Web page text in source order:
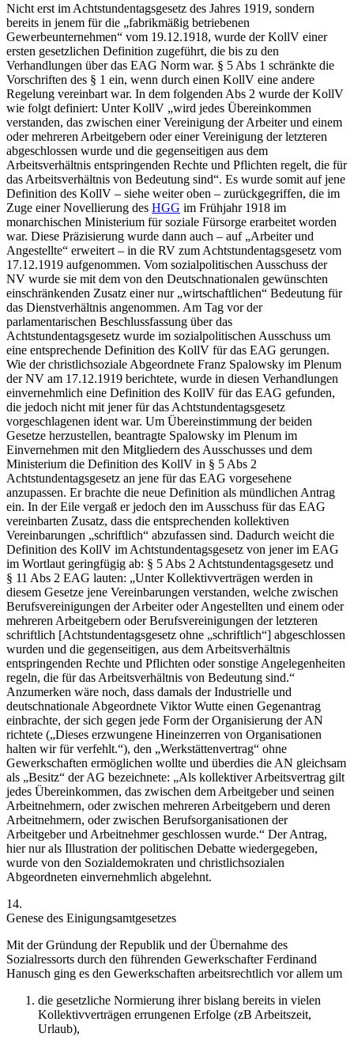
Nicht erst im Achtstundentagsgesetz des Jahres 1919, sondern
bereits in jenem für die „fabrikmäßig betriebenen
Gewerbeunternehmen“ vom 19.12.1918, wurde der KollV einer
ersten gesetzlichen Definition zugeführt, die bis zu den
Verhandlungen über das EAG Norm war. § 5 Abs 1 schränkte die
Vorschriften des § 1 ein, wenn durch einen KollV eine andere
Regelung vereinbart war. In dem folgenden Abs 2 wurde der KollV
wie folgt definiert: Unter KollV „wird jedes Übereinkommen
verstanden, das zwischen einer Vereinigung der Arbeiter und einem
oder mehreren Arbeitgebern oder einer Vereinigung der letzteren
abgeschlossen wurde und die gegenseitigen aus dem
Arbeitsverhältnis entspringenden Rechte und Pflichten regelt, die für
das Arbeitsverhältnis von Bedeutung sind“. Es wurde somit auf jene
Definition des KollV – siehe weiter oben – zurückgegriffen, die im
Zuge einer Novellierung des HGG im Frühjahr 1918 im
monarchischen Ministerium für soziale Fürsorge erarbeitet worden
war. Diese Präzisierung wurde dann auch – auf „Arbeiter und
Angestellte“ erweitert – in die RV zum Achtstundentagsgesetz vom
17.12.1919 aufgenommen. Vom sozialpolitischen Ausschuss der
NV wurde sie mit dem von den Deutschnationalen gewünschten
einschränkenden Zusatz einer nur „wirtschaftlichen“ Bedeutung für
das Dienstverhältnis angenommen. Am Tag vor der
parlamentarischen Beschlussfassung über das
Achtstundentagsgesetz wurde im sozialpolitischen Ausschuss um
eine entsprechende Definition des KollV für das EAG gerungen.
Wie der christlichsoziale Abgeordnete Franz Spalowsky im Plenum
der NV am 17.12.1919 berichtete, wurde in diesen Verhandlungen
einvernehmlich eine Definition des KollV für das EAG gefunden,
die jedoch nicht mit jener für das Achtstundentagsgesetz
vorgeschlagenen ident war. Um Übereinstimmung der beiden
Gesetze herzustellen, beantragte Spalowsky im Plenum im
Einvernehmen mit den Mitgliedern des Ausschusses und dem
Ministerium die Definition des KollV in § 5 Abs 2
Achtstundentagsgesetz an jene für das EAG vorgesehene
anzupassen. Er brachte die neue Definition als mündlichen Antrag
ein. In der Eile vergaß er jedoch den im Ausschuss für das EAG
vereinbarten Zusatz, dass die entsprechenden kollektiven
Vereinbarungen „schriftlich“ abzufassen sind. Dadurch weicht die
Definition des KollV im Achtstundentagsgesetz von jener im EAG
im Wortlaut geringfügig ab: § 5 Abs 2 Achtstundentagsgesetz und
§ 11 Abs 2 EAG lauten: „Unter Kollektivverträgen werden in
diesem Gesetze jene Vereinbarungen verstanden, welche zwischen
Berufsvereinigungen der Arbeiter oder Angestellten und einem oder
mehreren Arbeitgebern oder Berufsvereinigungen der letzteren
schriftlich [Achtstundentagsgesetz ohne „schriftlich“] abgeschlossen
wurden und die gegenseitigen, aus dem Arbeitsverhältnis
entspringenden Rechte und Pflichten oder sonstige Angelegenheiten
regeln, die für das Arbeitsverhältnis von Bedeutung sind.“
Anzumerken wäre noch, dass damals der Industrielle und
deutschnationale Abgeordnete Viktor Wutte einen Gegenantrag
einbrachte, der sich gegen jede Form der Organisierung der AN
richtete („Dieses erzwungene Hineinzerren von Organisationen
halten wir für verfehlt.“), den „Werkstättenvertrag“ ohne
Gewerkschaften ermöglichen wollte und überdies die AN gleichsam
als „Besitz“ der AG bezeichnete: „Als kollektiver Arbeitsvertrag gilt
jedes Übereinkommen, das zwischen dem Arbeitgeber und seinen
Arbeitnehmern, oder zwischen mehreren Arbeitgebern und deren
Arbeitnehmern, oder zwischen Berufsorganisationen der
Arbeitgeber und Arbeitnehmer geschlossen wurde.“ Der Antrag,
hier nur als Illustration der politischen Debatte wiedergegeben,
wurde von den Sozialdemokraten und christlichsozialen
Abgeordneten einvernehmlich abgelehnt.
14.
Genese des Einigungsamtgesetzes
Mit der Gründung der Republik und der Übernahme des
Sozialressorts durch den führenden GewerkschafterFerdinand
Hanusch ging es den Gewerkschaften arbeitsrechtlich vor allem um
die gesetzliche Normierung ihrer bislang bereits in vielen
Kollektivverträgen errungenen Erfolge (zB Arbeitszeit,
Urlaub),